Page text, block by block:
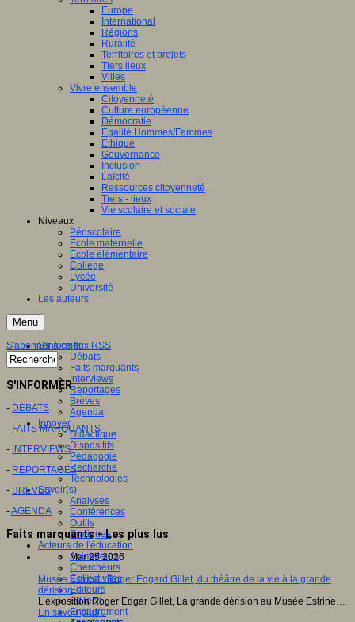
Europe
International
Régions
Ruralité
Territoires et projets
Tiers lieux
Villes
Vivre ensemble
Citoyenneté
Culture européenne
Démocratie
Egalité Hommes/Femmes
Ethique
Gouvernance
Inclusion
Laïcité
Ressources citoyenneté
Tiers - lieux
Vie scolaire et sociale
Niveaux
Périscolaire
Ecole maternelle
Ecole élémentaire
Collège
Lycée
Université
Les auteurs
Menu
S'informer
Débats
Faits marquants
Interviews
Reportages
Brèves
Agenda
Innover
Didactique
Dispositifs
Pédagogie
Recherche
Technologies
Savoir(s)
Analyses
Conférences
Outils
Pratiques
Acteurs de l'éducation
Animateurs
Chercheurs
Collectivités
Editeurs
EdTech
Encadrement
S'abonner à ce flux RSS
S'INFORMER
- DEBATS
- FAITS MARQUANTS
- INTERVIEWS
- REPORTAGES
- BREVES
-AGENDA
Faits marquants - Les plus lus
Mar 25 2026
Musée Estrine : Roger Edgard Gillet, du théâtre de la vie à la grande
dérision
L’exposition Roger Edgar Gillet, La grande dérision au Musée Estrine…
En savoir plus...